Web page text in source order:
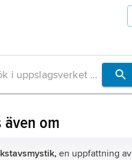
även om
en uppfattning av